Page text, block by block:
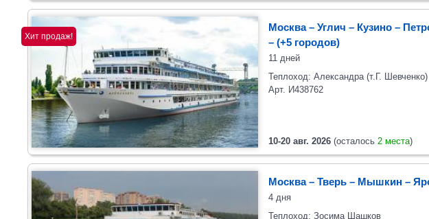
Хит продаж!
Москва – Углич – Кузино –
– (+5 городов)
11 дней
Теплоход: Александра (т.Г. Шевченко)
10-20 авг. 2026 (осталось 2 места)
Арт. И438762
Москва – Тверь – Мышкин –
4 дня
Теплоход: Зосима Шашков